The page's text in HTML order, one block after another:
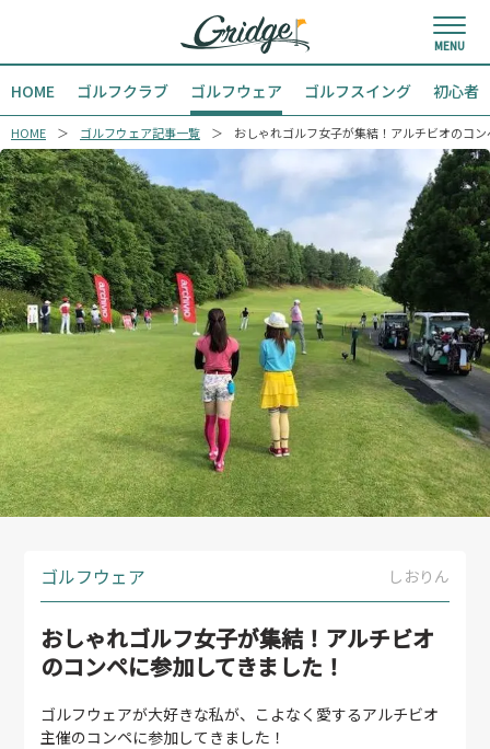
HOME ゴルフクラブ ゴルフウェア ゴルフスイング 初心者
HOME ゴルフウェア記事一覧 おしゃれゴルフ女子が集結！アルチビオのコ
ゴルフウェア しおりん
おしゃれゴルフ女子が集結！アルチビオ
のコンペに参加してきました！
ゴルフウェアが大好きな私が、こよなく愛するアルチビオ
主催のコンペに参加してきました！